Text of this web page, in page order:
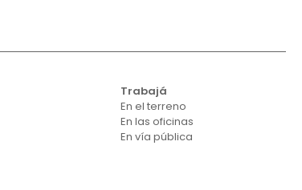
Trabajá
En el terreno
En las oficinas
En vía pública